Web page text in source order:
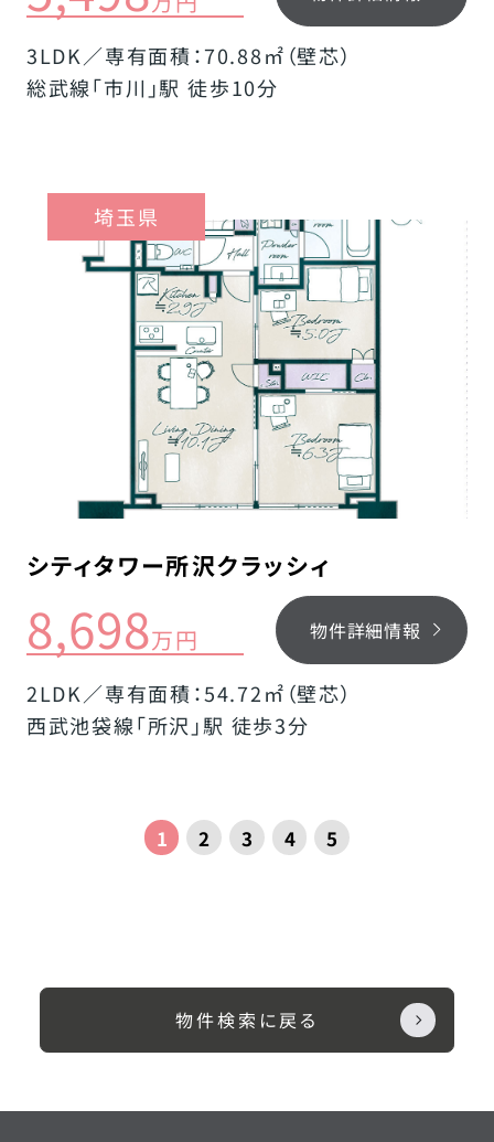
3LDK／専有面積：70.88㎡（壁芯）
総武線「市川」駅 徒歩10分
埼玉県
シティタワー所沢クラッシィ
8,698万円 物件詳細情報
2LDK／専有面積：54.72㎡（壁芯）
西武池袋線「所沢」駅 徒歩3分
1 2 3 4 5
物件検索に戻る